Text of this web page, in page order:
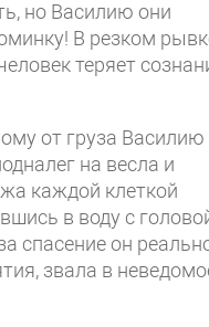
но Василию они
В резком
теряет
от груза Василию
на весла и
каждой клеткой
в воду с
спасение он
звала в